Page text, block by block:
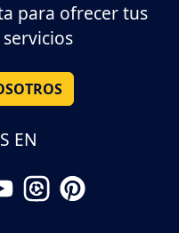
para ofrecer tus
EN